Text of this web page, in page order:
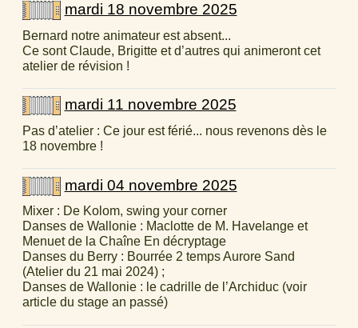
mardi 18 novembre 2025
Bernard notre animateur est absent...
Ce sont Claude, Brigitte et d’autres qui animeront cet
atelier de révision !
mardi 11 novembre 2025
Pas d’atelier : Ce jour est férié... nous revenons dès le
18 novembre !
mardi 04 novembre 2025
Mixer : De Kolom, swing your corner
Danses de Wallonie : Maclotte de M. Havelange et
Menuet de la Chaîne En décryptage
Danses du Berry : Bourrée 2 temps Aurore Sand
(Atelier du 21 mai 2024) ;
Danses de Wallonie : le cadrille de l’Archiduc (voir
article du stage an passé)